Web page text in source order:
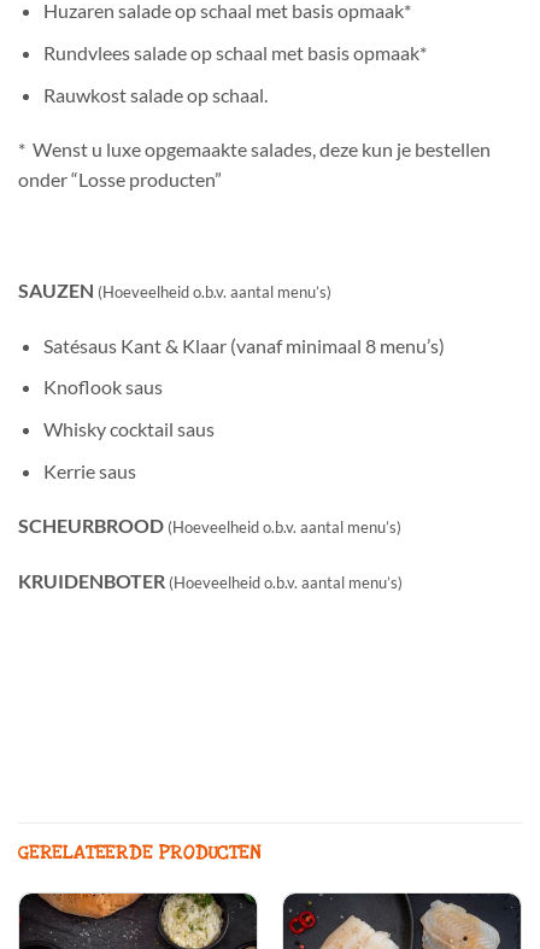
Huzaren salade op schaal met basis opmaak*
Rundvlees salade op schaal met basis opmaak*
Rauwkost salade op schaal.
* Wenst u luxe opgemaakte salades, deze kun je bestellen
onder “Losse producten”
SAUZEN (Hoeveelheid o.b.v. aantal menu’s)
Satésaus Kant & Klaar (vanaf minimaal 8 menu’s)
Knoflook saus
Whisky cocktail saus
Kerrie saus
SCHEURBROOD (Hoeveelheid o.b.v. aantal menu’s)
KRUIDENBOTER (Hoeveelheid o.b.v. aantal menu’s)
GERELATEERDE PRODUCTEN